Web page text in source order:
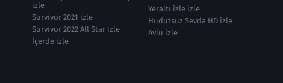
izle
Survivor 2021 izle
Survivor 2022 All Star izle
İçerde izle
Yeraltı izle izle
Hudutsuz Sevda HD izle
Avlu izle